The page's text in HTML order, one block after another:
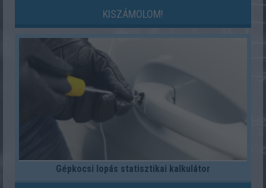
KISZÁMOLOM!
Gépkocsi lopás statisztikai kalkulátor